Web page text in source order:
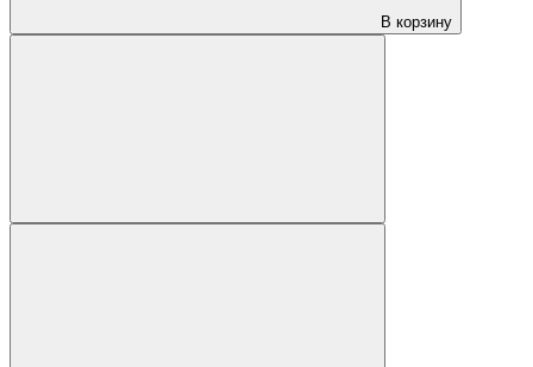
В корзину